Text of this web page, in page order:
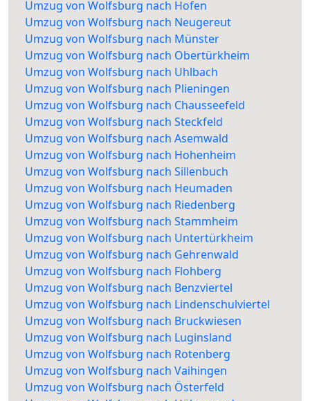
Umzug von Wolfsburg nach Hofen
Umzug von Wolfsburg nach Neugereut
Umzug von Wolfsburg nach Münster
Umzug von Wolfsburg nach Obertürkheim
Umzug von Wolfsburg nach Uhlbach
Umzug von Wolfsburg nach Plieningen
Umzug von Wolfsburg nach Chausseefeld
Umzug von Wolfsburg nach Steckfeld
Umzug von Wolfsburg nach Asemwald
Umzug von Wolfsburg nach Hohenheim
Umzug von Wolfsburg nach Sillenbuch
Umzug von Wolfsburg nach Heumaden
Umzug von Wolfsburg nach Riedenberg
Umzug von Wolfsburg nach Stammheim
Umzug von Wolfsburg nach Untertürkheim
Umzug von Wolfsburg nach Gehrenwald
Umzug von Wolfsburg nach Flohberg
Umzug von Wolfsburg nach Benzviertel
Umzug von Wolfsburg nach Lindenschulviertel
Umzug von Wolfsburg nach Bruckwiesen
Umzug von Wolfsburg nach Luginsland
Umzug von Wolfsburg nach Rotenberg
Umzug von Wolfsburg nach Vaihingen
Umzug von Wolfsburg nach Österfeld